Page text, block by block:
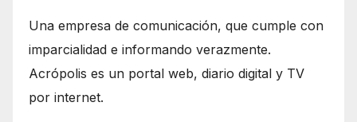
Una empresa de comunicación, que cumple con
imparcialidad e informando verazmente.
Acrópolis es un portal web, diario digital y TV
por internet.